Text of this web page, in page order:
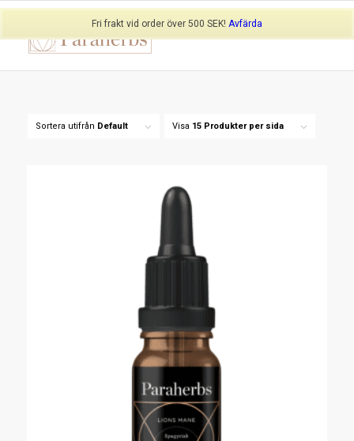
Fri frakt vid order över 500 SEK! Avfärda
Sortera utifrån Default Visa 15 Produkter per sida